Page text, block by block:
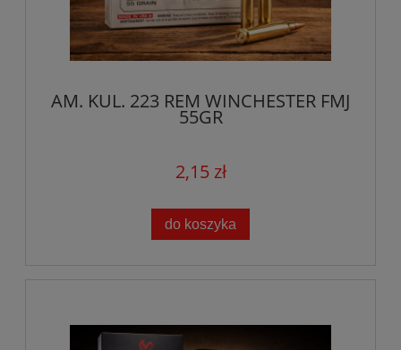
AM. KUL. 223 REM WINCHESTER FMJ
55GR
2,15 zł
do koszyka